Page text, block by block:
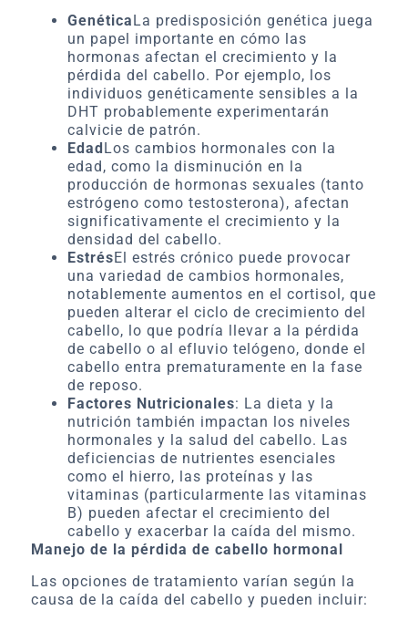
Genética La predisposición genética juega
un papel importante en cómo las
hormonas afectan el crecimiento y la
pérdida del cabello. Por ejemplo, los
individuos genéticamente sensibles a la
DHT probablemente experimentarán
calvicie de patrón.
Edad Los cambios hormonales con la
edad, como la disminución en la
producción de hormonas sexuales (tanto
estrógeno como testosterona), afectan
significativamente el crecimiento y la
densidad del cabello.
EstrésEl estrés crónico puede provocar
una variedad de cambios hormonales,
notablemente aumentos en el cortisol, que
pueden alterar el ciclo de crecimiento del
cabello, lo que podría llevar a la pérdida
de cabello o al efluvio telógeno, donde el
cabello entra prematuramente en la fase
de reposo.
Factores Nutricionales: La dieta y la
nutrición también impactan los niveles
hormonales y la salud del cabello. Las
deficiencias de nutrientes esenciales
como el hierro, las proteínas y las
vitaminas (particularmente las vitaminas
B) pueden afectar el crecimiento del
cabello y exacerbar la caída del mismo.
Manejo de la pérdida de cabello hormonal
Las opciones de tratamiento varían según la
causa de la caída del cabello y pueden incluir: